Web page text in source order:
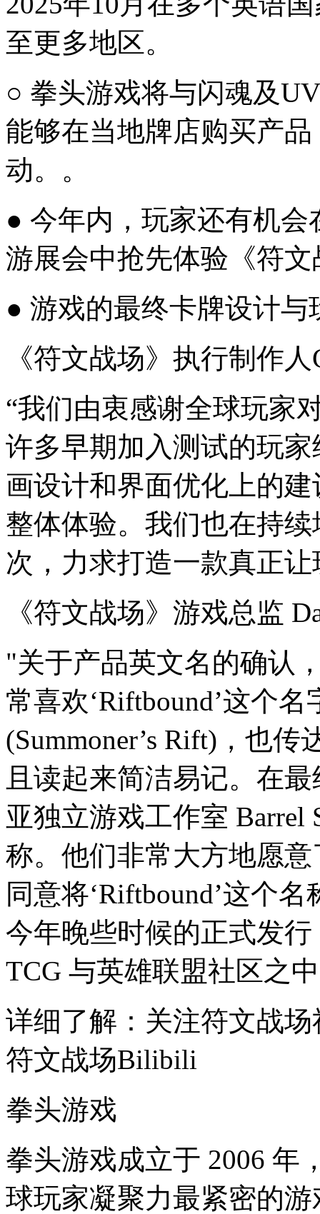
至更多地区。
○ 拳头游戏将与闪魂及
能够在当地牌店购买产
动。。
● 今年内，玩家还有机
游展会中抢先体验《符
● 游戏的最终卡牌设计
《符文战场》执行制作人
“我们由衷感谢全球玩家
许多早期加入测试的玩
画设计和界面优化上的
整体体验。我们也在持
次，力求打造一款真正
《符文战场》游戏总监
"关于产品英文名的确认
常喜欢‘Riftbound’这个
(Summoner’s Rift)，也
且读起来简洁易记。在
亚独立游戏工作室 Barrel
称。他们非常大方地愿
同意将‘Riftbound’这个
今年晚些时候的正式发
TCG 与英雄联盟社区之
详细了解：关注符文战
符文战场Bilibili
拳头游戏
拳头游戏成立于 2006 年
球玩家凝聚力最紧密的